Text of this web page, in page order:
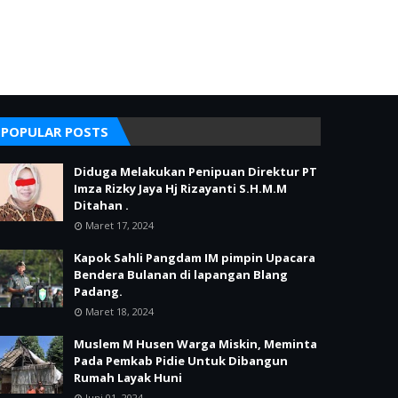
POPULAR POSTS
Diduga Melakukan Penipuan Direktur PT
Imza Rizky Jaya Hj Rizayanti S.H.M.M
Ditahan .
Maret 17, 2024
Kapok Sahli Pangdam IM pimpin Upacara
Bendera Bulanan di lapangan Blang
Padang.
Maret 18, 2024
Muslem M Husen Warga Miskin, Meminta
Pada Pemkab Pidie Untuk Dibangun
Rumah Layak Huni